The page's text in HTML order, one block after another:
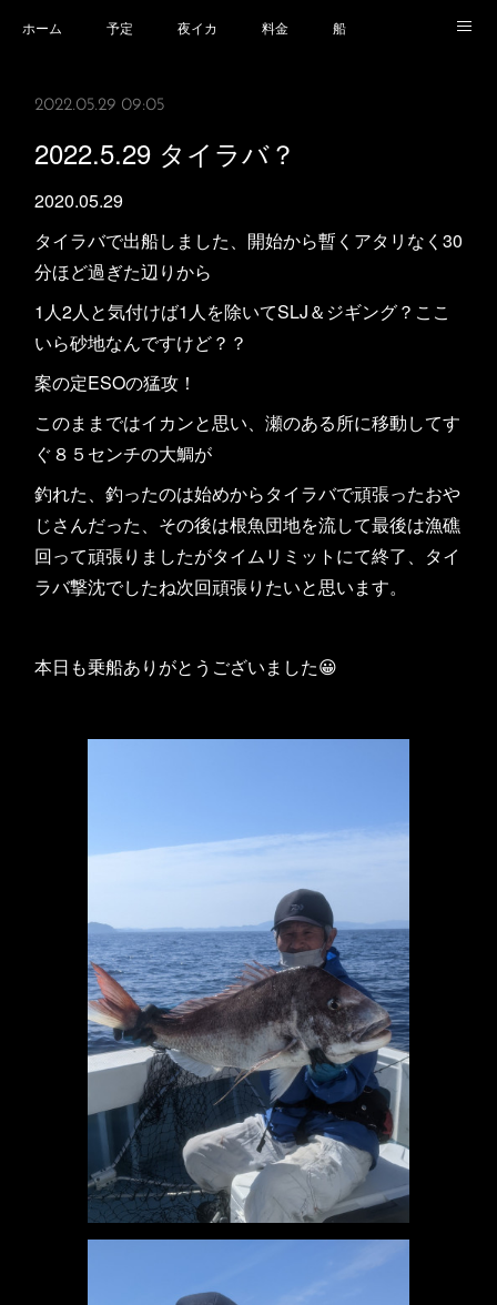
ホーム 予定 夜イカ 料金 船
2022.05.29 09:05
2022.5.29 タイラバ？
2020.05.29
タイラバで出船しました、開始から暫くアタリなく30
分ほど過ぎた辺りから
1人2人と気付けば1人を除いてSLJ＆ジギング？ここ
いら砂地なんですけど？？
案の定ESOの猛攻！
このままではイカンと思い、瀬のある所に移動してす
ぐ８５センチの大鯛が
釣れた、釣ったのは始めからタイラバで頑張ったおや
じさんだった、その後は根魚団地を流して最後は漁礁
回って頑張りましたがタイムリミットにて終了、タイ
ラバ撃沈でしたね次回頑張りたいと思います。
本日も乗船ありがとうございました😀